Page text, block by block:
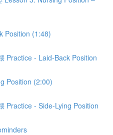
Position (1:48)
Practice - Laid-Back Position
Position (2:00)
Practice - Side-Lying Position